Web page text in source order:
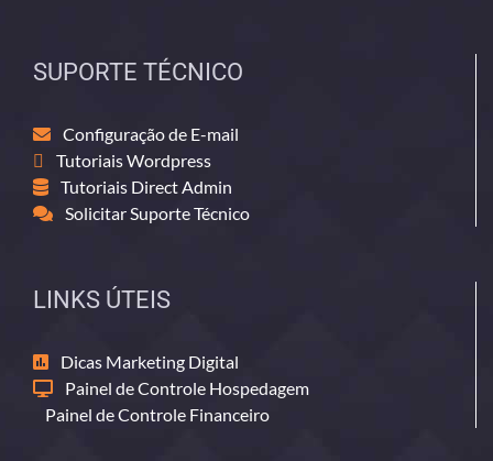
SUPORTE TÉCNICO
Configuração de E-mail
Tutoriais Wordpress
Tutoriais Direct Admin
Solicitar Suporte Técnico
LINKS ÚTEIS
Dicas Marketing Digital
Painel de Controle Hospedagem
Painel de Controle Financeiro